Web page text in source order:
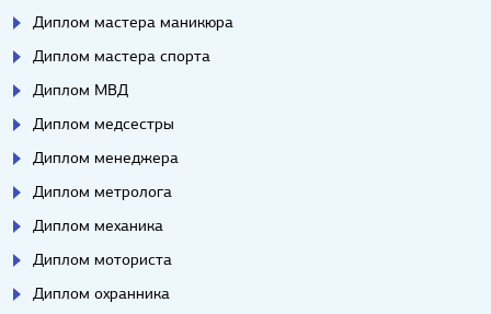
Диплом мастера маникюра
Диплом мастера спорта
Диплом МВД
Диплом медсестры
Диплом менеджера
Диплом метролога
Диплом механика
Диплом моториста
Диплом охранника